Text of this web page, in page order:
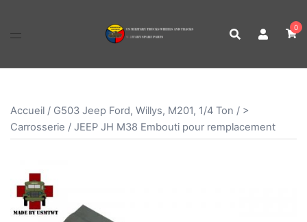
0
Accueil / G503 Jeep Ford, Willys, M201, 1/4 Ton / >
Carrosserie / JEEP JH M38 Embouti pour remplacement